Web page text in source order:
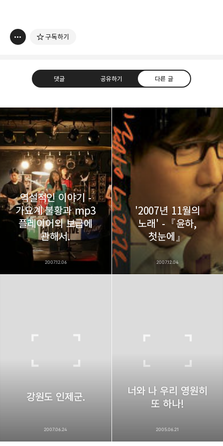
구독하기
댓글 공유하기 다른 글
thebravepost.com
bravesjb@gmail.com, South Korea, Since 2004
구독하기
구독하기 카카오톡 트위터
카카오스토리 밴드 네이버 블로그
역설적인 이야기 -
가요계 불황과 mp3
플레이어의 보급에
관해서.
2007.12.06
'2007년 11월의
노래' -『윤하,
첫눈에』
2007.12.04
강원도 인제군.
2007.06.24
너와 나 우리 영원히
또 하나!
2005.06.21